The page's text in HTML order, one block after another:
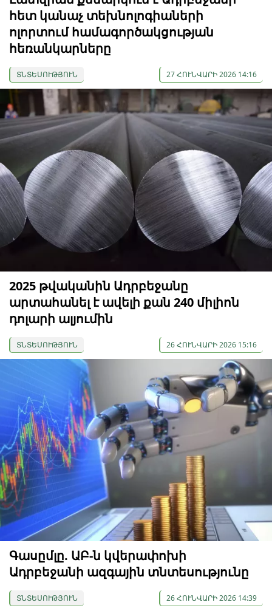
հետ կանաչ տեխնոլոգիաների
ոլորտում համագործակցության
հեռանկարները
ՏՆՏԵՍՈՒԹՅՈՒՆ 27 ՀՈՒՆՎԱՐԻ 2026 14:16
2025 թվականին Ադրբեջանը
արտահանել է ավելի քան 240 միլիոն
դոլարի ալյումին
ՏՆՏԵՍՈՒԹՅՈՒՆ 26 ՀՈՒՆՎԱՐԻ 2026 15:16
Գասըմլը. ԱԲ-ն կվերափոխի
Ադրբեջանի ազգային տնտեսությունը
ՏՆՏԵՍՈՒԹՅՈՒՆ 26 ՀՈՒՆՎԱՐԻ 2026 14:39